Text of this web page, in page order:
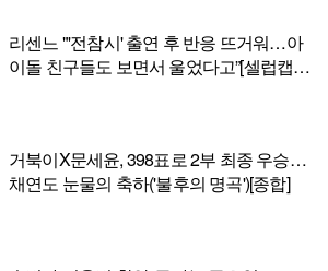
리센느 "'전참시' 출연 후 반응 뜨거워…아
이돌 친구들도 보면서 울었다고”[셀럽캡
거북이X문세윤, 398표로 2부 최종 우승…
채연도 눈물의 축하('불후의 명곡')[종합]